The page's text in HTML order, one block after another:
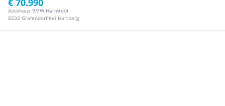
Autohaus BMW Harmtodt
8232 Grafendorf bei Hartberg